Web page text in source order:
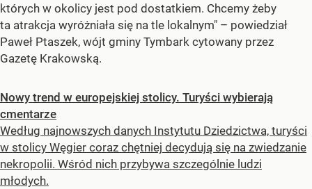
których w okolicy jest pod dostatkiem. Chcemy żeby
ta atrakcja wyróżniała się na tle lokalnym" – powiedział
Paweł Ptaszek, wójt gminy Tymbark cytowany przez
Gazetę Krakowską.
Nowy trend w europejskiej stolicy. Turyści wybierają
cmentarze
Według najnowszych danych Instytutu Dziedzictwa, turyści
w stolicy Węgier coraz chętniej decydują się na zwiedzanie
nekropolii. Wśród nich przybywa szczególnie ludzi
młodych.